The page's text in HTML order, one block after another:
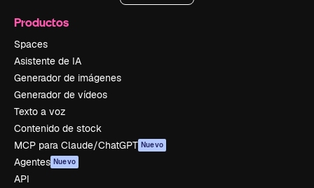
Productos
Spaces
Asistente de IA
Generador de imágenes
Generador de vídeos
Texto a voz
Contenido de stock
MCP para Claude/ChatGPT Nuevo
Agentes Nuevo
API